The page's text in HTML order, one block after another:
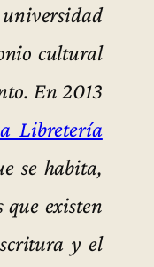
cultural
En 2013
Libretería
se habita,
existen
y el